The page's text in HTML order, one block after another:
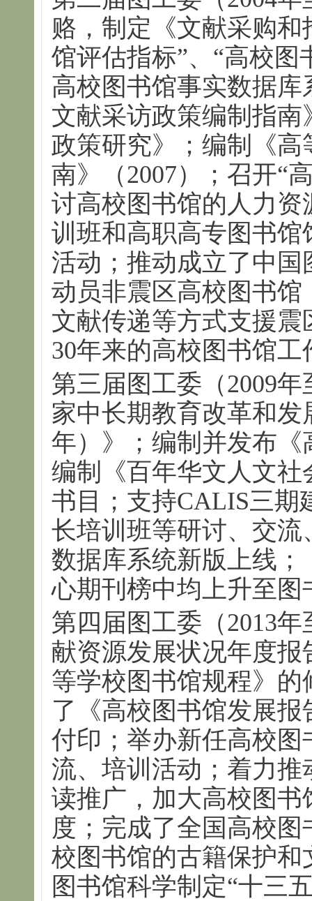
赂，制定《文献采购
馆评估指标”、“高校
高校图书馆事实数据
文献采访政策编制指
政策研究》；编制《
南》（2007）；召开“
讨高校图书馆的人力
训班和高职高专图书
活动；推动成立了中
动员非震区高校图书
文献传递等方式支援
30年来的高校图书馆工
第三届图工委（2009
家中长期教育改革和
年）》；编制并发布
编制《百年华文人文
书目；支持CALIS三期
长培训班等研讨、交
数据库系统新版上线
心期刊榜中均上升至
第四届图工委（2013
献资源发展状况年度
等学校图书馆规程》
了《高校图书馆发展
付印；举办新任高校
流、培训活动；着力
读推广，加大高校图
度；完成了全国高校
校图书馆的古籍保护
图书馆科学制定“十三